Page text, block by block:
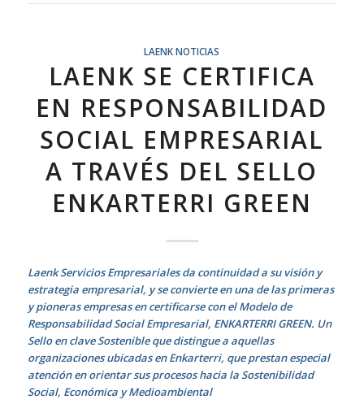
LAENK NOTICIAS
LAENK SE CERTIFICA
EN RESPONSABILIDAD
SOCIAL EMPRESARIAL
A TRAVÉS DEL SELLO
ENKARTERRI GREEN
Laenk Servicios Empresariales da continuidad a su visión y
estrategia empresarial, y se convierte en una de las primeras
y pioneras empresas en certificarse con el Modelo de
Responsabilidad Social Empresarial, ENKARTERRI GREEN. Un
Sello en clave Sostenible que distingue a aquellas
organizaciones ubicadas en Enkarterri, que prestan especial
atención en orientar sus procesos hacia la Sostenibilidad
Social, Económica y Medioambiental